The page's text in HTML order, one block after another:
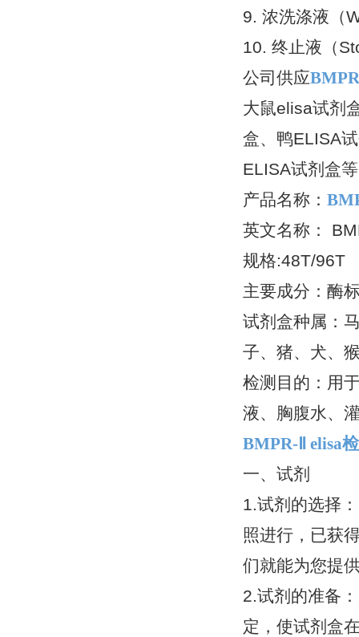
9. 浓洗涤液（
10. 终止液（
公司供应
大鼠elisa试剂
盒、鸭ELISA
ELISA试剂盒
产品名称：
英文名称：
规格:48T/96T
主要成分：酶
试剂盒种属：
子、猪、犬、
检测目的：用
液、胸腹水、
BMPR-Ⅱ elisa
一、试剂
1.试剂的选择
照进行，已获
们就能为您提
2.试剂的准备
定，使试剂盒